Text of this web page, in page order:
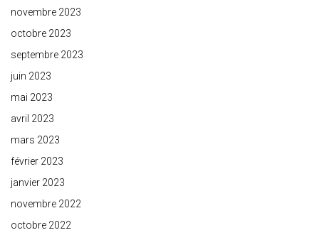
novembre 2023
octobre 2023
septembre 2023
juin 2023
mai 2023
avril 2023
mars 2023
février 2023
janvier 2023
novembre 2022
octobre 2022